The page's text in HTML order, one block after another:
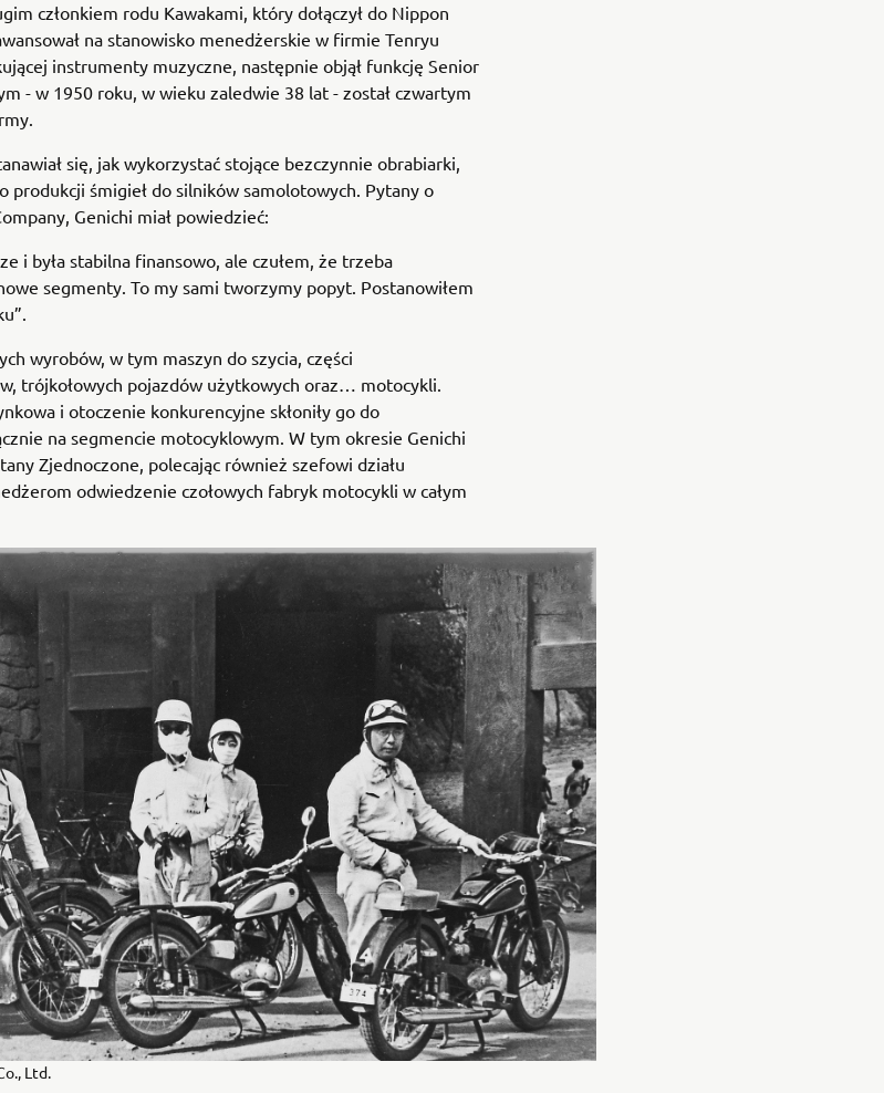
członkiem rodu Kawakami, który dołączył do Nippon
na stanowisko menedżerskie w firmie Tenryu
instrumenty muzyczne, następnie objął funkcję Senior
- w 1950 roku, w wieku zaledwie 38 lat - został czwartym
się, jak wykorzystać stojące bezczynnie obrabiarki,
produkcji śmigieł do silników samolotowych. Pytany o
Genichi miał powiedzieć:
i była stabilna finansowo, ale czułem, że trzeba
segmenty. To my sami tworzymy popyt. Postanowiłem
wyrobów, w tym maszyn do szycia, części
trójkołowych pojazdów użytkowych oraz… motocykli.
i otoczenie konkurencyjne skłoniły go do
na segmencie motocyklowym. W tym okresie Genichi
Zjednoczone, polecając również szefowi działu
odwiedzenie czołowych fabryk motocykli w całym
Ltd.